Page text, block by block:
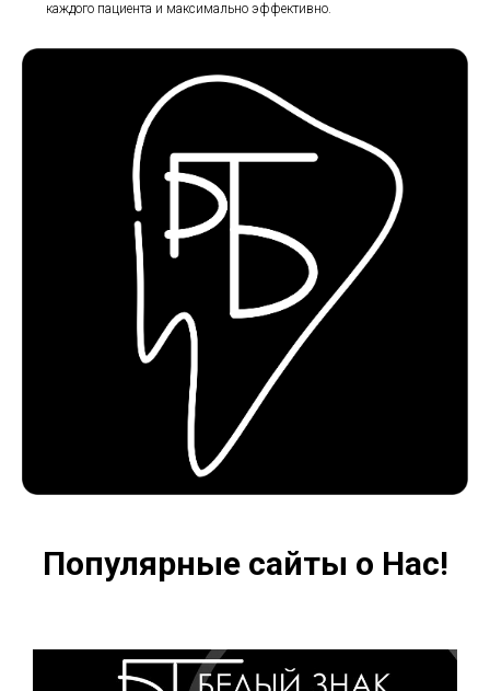
каждого пациента и максимально эффективно.
Популярные сайты о Нас!